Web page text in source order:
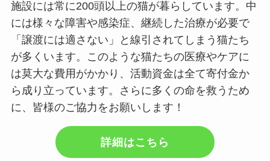
施設には常に200頭以上の猫が暮らしています。中
には様々な障害や感染症、継続した治療が必要で
「譲渡には適さない」と線引されてしまう猫たち
が多くいます。このような猫たちの医療やケアに
は莫大な費用がかかり、活動資金は全て寄付金か
ら成り立っています。さらに多くの命を救うため
に、皆様のご協力をお願いします！
詳細はこちら